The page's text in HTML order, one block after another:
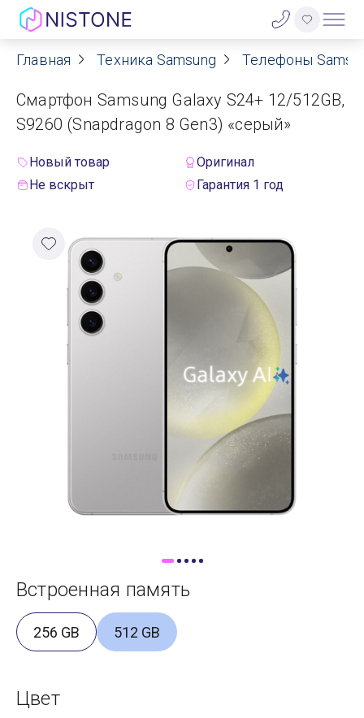
Акции
О нас
Договор оферты
Реквизиты
Контакты
Гарантия
Оплата
Главная Техника Samsung Телефоны
Смартфон Samsung Galaxy S24+ 12/512GB,
S9260 (Snapdragon 8 Gen3) «серый»
Новый товар
Оригинал
Не вскрыт
Гарантия 1 год
Встроенная память
256 GB 512 GB
Цвет